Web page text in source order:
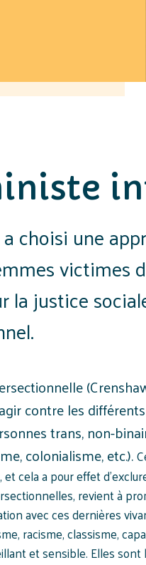
choisi une
victimes
justice
contre les différents
trans, non-
colonialisme, etc.).
cela a pour effet
revient à
avec ces dernières
racisme, classisme,
et sensible. Elles sont